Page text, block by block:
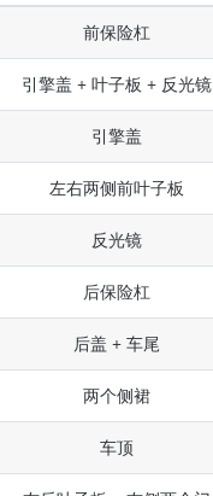
前保险杠
引擎盖 + 叶子板 + 反光镜
引擎盖
左右两侧前叶子板
反光镜
后保险杠
后盖 + 车尾
两个侧裙
车顶